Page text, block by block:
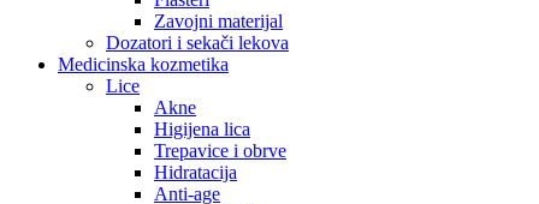
Zavojni materijal
Dozatori i sekači lekova
Medicinska kozmetika
Lice
Akne
Higijena lica
Trepavice i obrve
Hidratacija
Anti-age